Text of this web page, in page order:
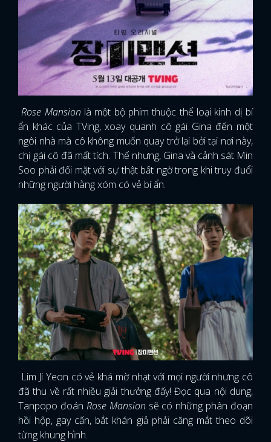
FACEBOOK GOOGLE
Rose Mansion là một bộ phim thuộc thể loại kinh dị bí
ẩn khác của TVing, xoay quanh cô gái Gina đến một
ngôi nhà mà cô không muốn quay trở lại bởi tại nơi này,
chị gái cô đã mất tích. Thế nhưng, Gina và cảnh sát Min
Soo phải đối mặt với sự thật bất ngờ trong khi truy đuổi
những người hàng xóm có vẻ bí ẩn.
Lim Ji Yeon có vẻ khá mờ nhạt với mọi người nhưng cô
đã thu về rất nhiều giải thưởng đấy! Đọc qua nội dung,
Tanpopo đoán Rose Mansion sẽ có những phân đoạn
hồi hộp, gay cấn, bắt khán giả phải căng mắt theo dõi
từng khung hình.